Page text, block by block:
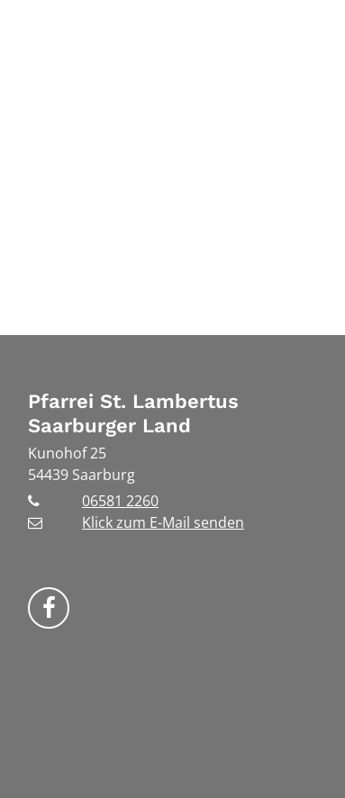
Pfarrei St. Lambertus
Saarburger Land
Kunohof 25
54439 Saarburg
06581 2260
Klick zum E-Mail senden
Bistum Trier auf Facebook